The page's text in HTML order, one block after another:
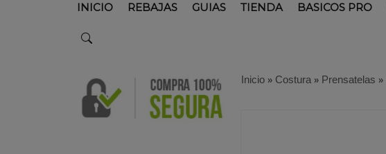
INICIO REBAJAS GUIAS TIENDA BASICOS PRO
Inicio»Costura»Prensatelas »